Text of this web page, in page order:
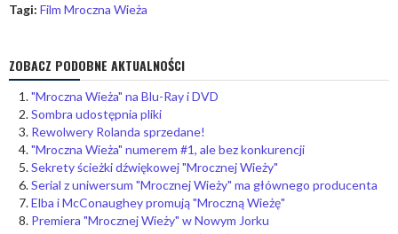
Tagi: Film Mroczna Wieża
ZOBACZ PODOBNE AKTUALNOŚCI
"Mroczna Wieża" na Blu-Ray i DVD
Sombra udostępnia pliki
Rewolwery Rolanda sprzedane!
"Mroczna Wieża" numerem #1, ale bez konkurencji
Sekrety ścieżki dźwiękowej "Mrocznej Wieży"
Serial z uniwersum "Mrocznej Wieży" ma głównego producenta
Elba i McConaughey promują "Mroczną Wieżę"
Premiera "Mrocznej Wieży" w Nowym Jorku